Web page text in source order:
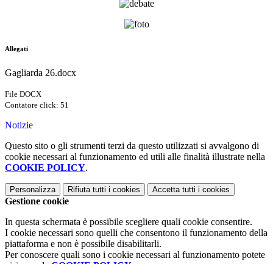
Allegati
Gagliarda 26.docx
File DOCX
Contatore click: 51
Notizie
Questo sito o gli strumenti terzi da questo utilizzati si avvalgono di
cookie necessari al funzionamento ed utili alle finalità illustrate nella
COOKIE POLICY.
Personalizza Rifiuta tutti i cookies Accetta tutti i cookies
Gestione cookie
In questa schermata è possibile scegliere quali cookie consentire.
I cookie necessari sono quelli che consentono il funzionamento della
piattaforma e non è possibile disabilitarli.
Per conoscere quali sono i cookie necessari al funzionamento potete